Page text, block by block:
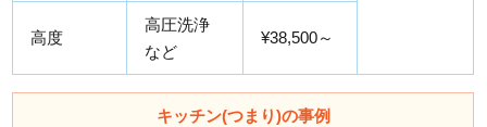
高度
高圧洗浄
など
¥38,500～
キッチン(つまり)の事例